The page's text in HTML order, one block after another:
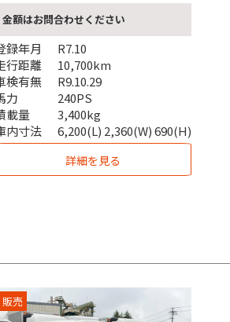
金額はお問合わせください
録年月
行距離
検有無
力
載量
内寸法
R7.10
10,700km
R9.10.29
240PS
3,400kg
6,200(L) 2,360(W) 690(H)
詳細を見る
販売